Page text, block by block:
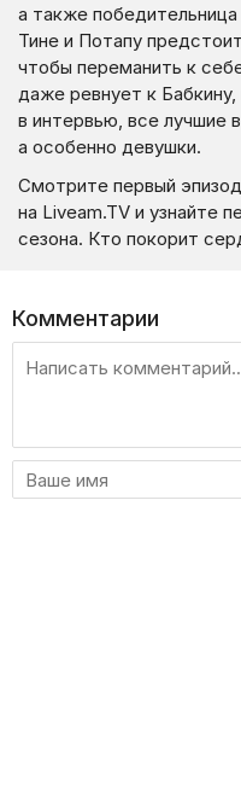
а также
Тине и Потапу
чтобы переманить к
даже ревнует к Бабкину,
в интервью, все лучшие
а особенно девушки.
Смотрите первый эпизод
на Liveam.TV и узнайте
сезона. Кто покорит
Комментарии